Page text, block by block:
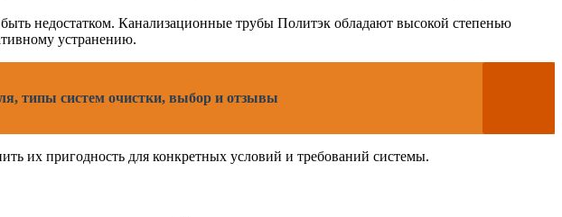
недостатком. Канализационные трубы Политэк обладают высокой степенью
устранению.
типы систем очистки, выбор и отзывы
их пригодность для конкретных условий и требований системы.